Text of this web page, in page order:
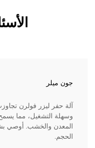
جون ميلر
آلة حفر ليزر فولرن
وسهلة التشغيل، مما
المعدن والخشب. أوصي
الحجم.